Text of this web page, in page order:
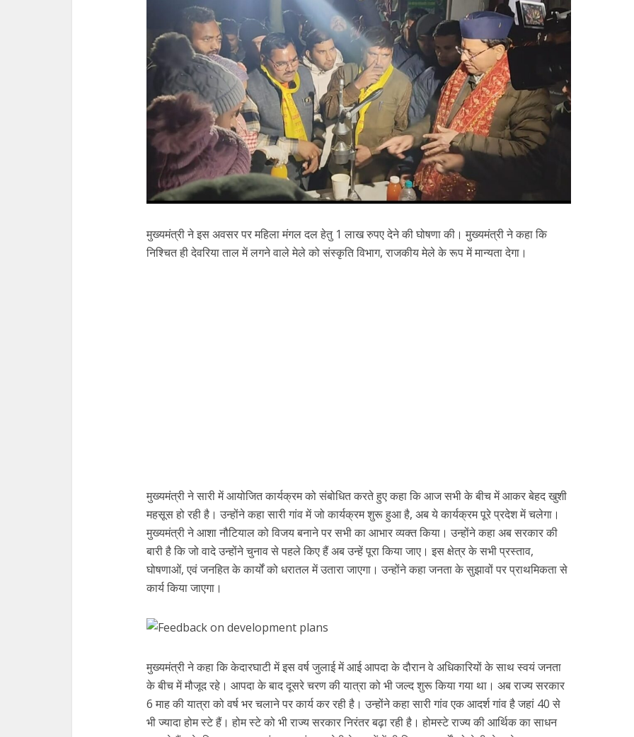
मुख्यमंत्री ने इस अवसर पर महिला मंगल दल हेतु 1 लाख रुपए देने की घोषणा की। मुख्यमंत्री ने कहा कि
निश्चित ही देवरिया ताल में लगने वाले मेले को संस्कृति विभाग, राजकीय मेले के रूप में मान्यता देगा।
मुख्यमंत्री ने सारी में आयोजित कार्यक्रम को संबोधित करते हुए कहा कि आज सभी के बीच में आकर बेहद खुशी
महसूस हो रही है। उन्होंने कहा सारी गांव में जो कार्यक्रम शुरू हुआ है, अब ये कार्यक्रम पूरे प्रदेश में चलेगा।
मुख्यमंत्री ने आशा नौटियाल को विजय बनाने पर सभी का आभार व्यक्त किया। उन्होंने कहा अब सरकार की
बारी है कि जो वादे उन्होंने चुनाव से पहले किए हैं अब उन्हें पूरा किया जाए। इस क्षेत्र के सभी प्रस्ताव,
घोषणाओं, एवं जनहित के कार्यों को धरातल में उतारा जाएगा। उन्होंने कहा जनता के सुझावों पर प्राथमिकता से
कार्य किया जाएगा।
मुख्यमंत्री ने कहा कि केदारघाटी में इस वर्ष जुलाई में आई आपदा के दौरान वे अधिकारियों के साथ स्वयं जनता
के बीच में मौजूद रहे। आपदा के बाद दूसरे चरण की यात्रा को भी जल्द शुरू किया गया था। अब राज्य सरकार
6 माह की यात्रा को वर्ष भर चलाने पर कार्य कर रही है। उन्होंने कहा सारी गांव एक आदर्श गांव है जहां 40 से
भी ज्यादा होम स्टे हैं। होम स्टे को भी राज्य सरकार निरंतर बढ़ा रही है। होमस्टे राज्य की आर्थिक का साधन